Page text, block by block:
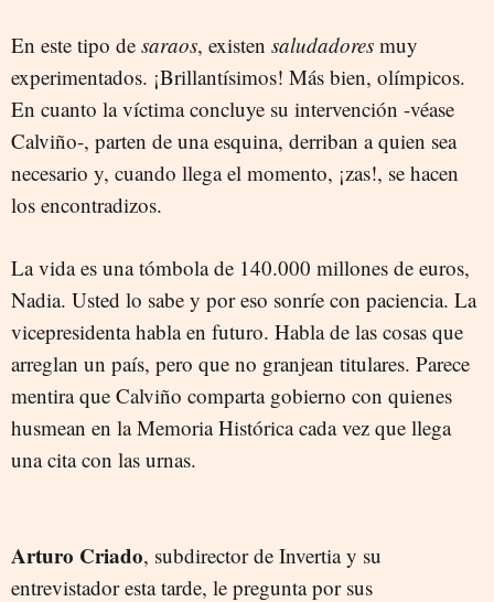
En este tipo de saraos, existen saludadores muy
experimentados. ¡Brillantísimos! Más bien, olímpicos.
En cuanto la víctima concluye su intervención -véase
Calviño-, parten de una esquina, derriban a quien sea
necesario y, cuando llega el momento, ¡zas!, se hacen
los encontradizos.
La vida es una tómbola de 140.000 millones de euros,
Nadia. Usted lo sabe y por eso sonríe con paciencia. La
vicepresidenta habla en futuro. Habla de las cosas que
arreglan un país, pero que no granjean titulares. Parece
mentira que Calviño comparta gobierno con quienes
husmean en la Memoria Histórica cada vez que llega
una cita con las urnas.
Arturo Criado, subdirector de Invertia y su
entrevistador esta tarde, le pregunta por sus